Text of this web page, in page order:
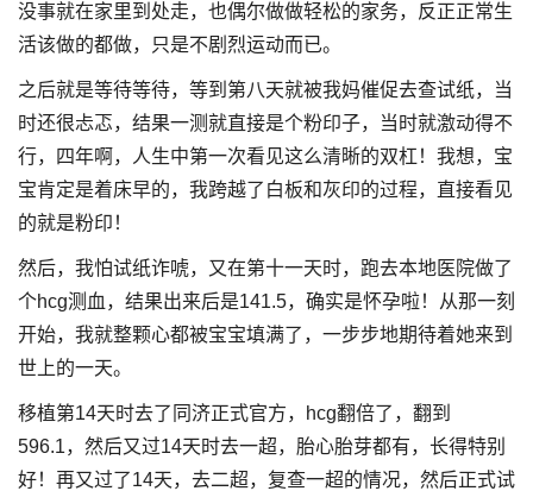
没事就在家里到处走，也偶尔做做轻松的家务，反正正常生
活该做的都做，只是不剧烈运动而已。
之后就是等待等待，等到第八天就被我妈催促去查试纸，当
时还很忐忑，结果一测就直接是个粉印子，当时就激动得不
行，四年啊，人生中第一次看见这么清晰的双杠！我想，宝
宝肯定是着床早的，我跨越了白板和灰印的过程，直接看见
的就是粉印！
然后，我怕试纸诈唬，又在第十一天时，跑去本地医院做了
个hcg测血，结果出来后是141.5，确实是怀孕啦！从那一刻
开始，我就整颗心都被宝宝填满了，一步步地期待着她来到
世上的一天。
移植第14天时去了同济正式官方，hcg翻倍了，翻到
596.1，然后又过14天时去一超，胎心胎芽都有，长得特别
好！再又过了14天，去二超，复查一超的情况，然后正式试